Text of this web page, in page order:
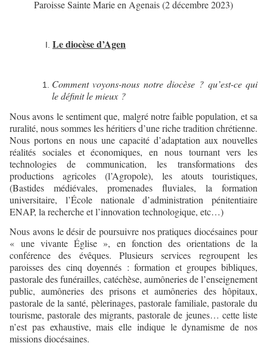
Paroisse Sainte Marie en Agenais (2 décembre 2023)
Le diocèse d’Agen
Comment voyons-nous notre diocèse ? qu’est-ce qui
le définit le mieux ?
Nous avons le sentiment que, malgré notre faible population, et sa
ruralité, nous sommes les héritiers d’une riche tradition chrétienne.
Nous portons en nous une capacité d’adaptation aux nouvelles
réalités sociales et économiques, en nous tournant vers les
technologies de communication, les transformations des
productions agricoles (l’Agropole), les atouts touristiques,
(Bastides médiévales, promenades fluviales, la formation
universitaire, l’École nationale d’administration pénitentiaire
ENAP, la recherche et l’innovation technologique, etc…)
Nous avons le désir de poursuivre nos pratiques diocésaines pour
« une vivante Église », en fonction des orientations de la
conférence des évêques. Plusieurs services regroupent les
paroisses des cinq doyennés : formation et groupes bibliques,
pastorale des funérailles, catéchèse, aumôneries de l’enseignement
public, aumôneries des prisons et aumôneries des hôpitaux,
pastorale de la santé, pèlerinages, pastorale familiale, pastorale du
tourisme, pastorale des migrants, pastorale de jeunes… cette liste
n’est pas exhaustive, mais elle indique le dynamisme de nos
missions diocésaines.